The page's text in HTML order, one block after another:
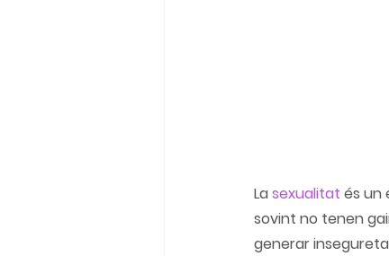
La sexualitat és un
sovint no tenen
generar